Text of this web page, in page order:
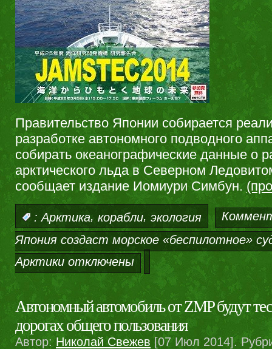
Правительство Японии собирается
разработке автономного подводного
собирать океанографические данные о
арктического льда в Северном
сообщает издание Иомиури Симбун.
: Арктика, корабли, экология
Япония создаст морское «беспилотное»
Арктики отключены
Автономный автомобиль от ZMP будут
дорогах общего пользования
Автор: Николай Свежев [07 Июл 2014].